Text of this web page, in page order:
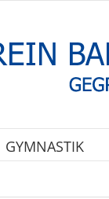
GYMNASTIK